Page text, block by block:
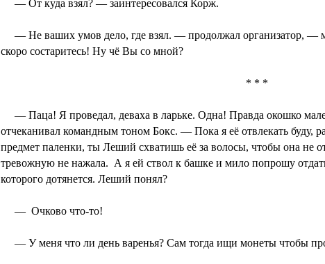
— От куда взял? — заинтересовался Корж.
— Не ваших умов дело, где взял. — продолжал организатор, —
скоро состаритесь! Ну чё Вы со мной?
* * *
— Паца! Я проведал, деваха в ларьке. Одна! Правда окошко
отчеканивал командным тоном Бокс. — Пока я её отвлекать буду,
предмет паленки, ты Леший схватишь её за волосы, чтобы она не
тревожную не нажала. А я ей ствол к башке и мило попрошу
которого дотянется. Леший понял?
— Очково что-то!
— У меня что ли день варенья? Сам тогда ищи монеты чтобы